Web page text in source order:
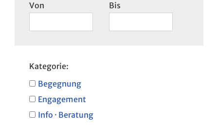
Von Bis
Kategorie:
Begegnung
Engagement
Info · Beratung